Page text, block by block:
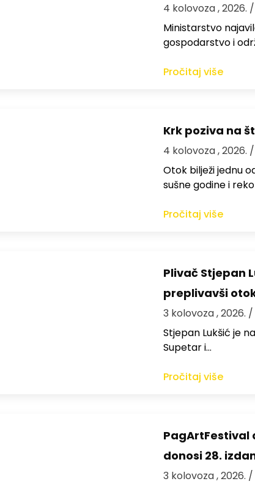
4 kolovoza , 2026.
Ministarstvo
gospodarstvo i
Pročitaj više
Krk poziva na
4 kolovoza , 2026.
Otok bilježi jednu
sušne godine i
Pročitaj više
Plivač Stjepan
preplivavši
3 kolovoza , 2026. /
St​jepan Lukšić je
Supetar i…
Pročitaj više
PagArtFestival
donosi 28.
3 kolovoza , 2026. /